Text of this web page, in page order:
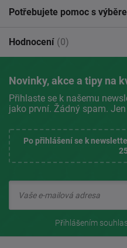
Potřebujete pomoc s
Hodnocení (0)
Novinky, akce a tipy na
Přihlaste se k našemu
jako první. Žádný spam.
Po přihlášení se k
Přihlášením